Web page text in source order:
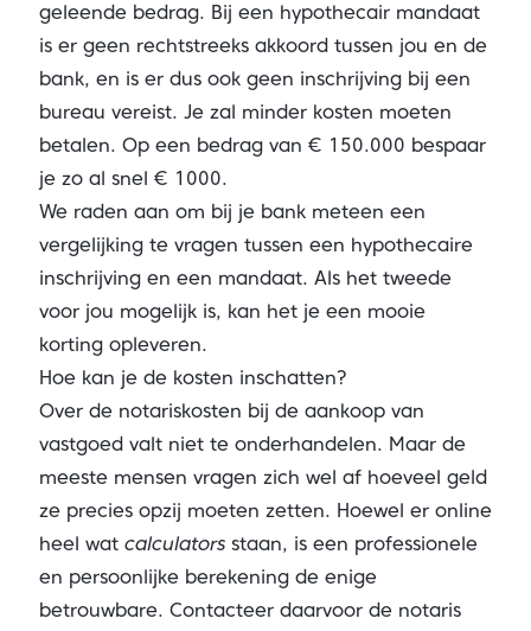
geleende bedrag. Bij een hypothecair mandaat
is er geen rechtstreeks akkoord tussen jou en de
bank, en is er dus ook geen inschrijving bij een
bureau vereist. Je zal minder kosten moeten
betalen. Op een bedrag van € 150.000 bespaar
je zo al snel € 1000.
We raden aan om bij je bank meteen een
vergelijking te vragen tussen een hypothecaire
inschrijving en een mandaat. Als het tweede
voor jou mogelijk is, kan het je een mooie
korting opleveren.
Hoe kan je de kosten inschatten?
Over de notariskosten bij de aankoop van
vastgoed valt niet te onderhandelen. Maar de
meeste mensen vragen zich wel af hoeveel geld
ze precies opzij moeten zetten. Hoewel er online
heel wat calculatorsstaan, is een professionele
en persoonlijke berekening de enige
betrouwbare. Contacteer daarvoor de notaris